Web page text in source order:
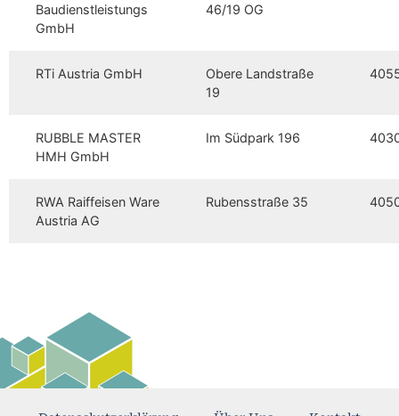
Baudienstleistungs
GmbH
46/19 OG
RTi Austria GmbH
Obere Landstraße
19
RUBBLE MASTER
HMH GmbH
Im Südpark 196
RWA Raiffeisen Ware
Austria AG
Rubensstraße 35